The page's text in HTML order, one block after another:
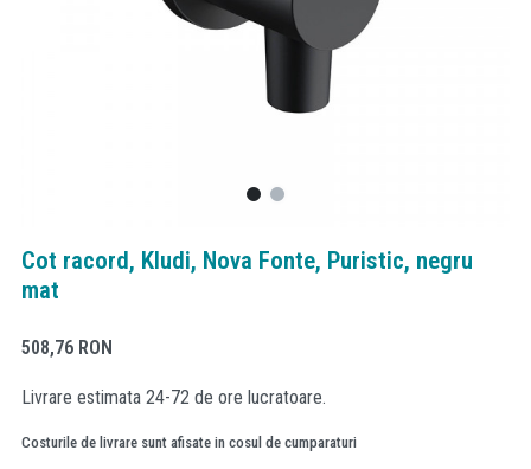
Cot racord, Kludi, Nova Fonte, Puristic, negru
mat
508,76 RON
Livrare estimata 24-72 de ore lucratoare.
Costurile de livrare sunt afisate in cosul de cumparaturi